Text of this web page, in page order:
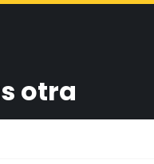
otra